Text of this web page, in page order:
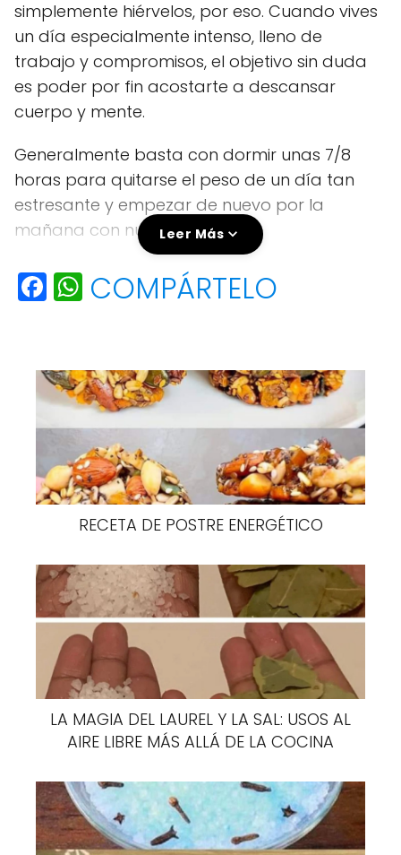
simplemente hiérvelos, por eso. Cuando vives
un día especialmente intenso, lleno de
trabajo y compromisos, el objetivo sin duda
es poder por fin acostarte a descansar
cuerpo y mente.
Generalmente basta con dormir unas 7/8
horas para quitarse el peso de un día tan
estresante y empezar de nuevo por la
mañana con nuevas energías.
Sin embargo, hay muchos que no lo hacen.
De hecho, para muchos, acostarse no
insomnio y no pueden conciliar el sueño a
pesar de estar cansados, pero también en
aquellos que no pueden descansar bien por
la noche y se despiertan por la mañana
cansados ​​y cansado.
PROBLEMAS CON EL SUEÑO:
ESTE MÉTODO LO SOLUCIONA
TODO
Leer Más
F
a
e
b
o
o
k
W
ts
A
p
p
COMPÁRTELO
RECETA DE POSTRE ENERGÉTICO
LA MAGIA DEL LAUREL Y LA SAL: USOS AL
AIRE LIBRE MÁS ALLÁ DE LA COCINA